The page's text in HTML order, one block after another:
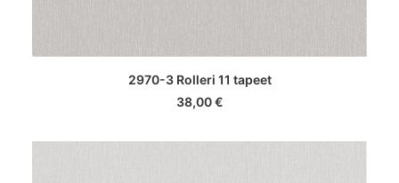
LISA KORVI
2970-3 Rolleri 11 tapeet
38,00€